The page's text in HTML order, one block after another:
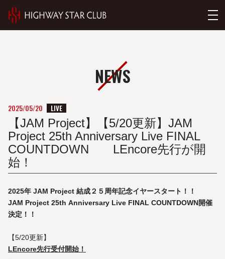
NEWS
2025/05/20 LIVE
【JAM Project】【5/20更新】JAM
Project 25th Anniversary Live FINAL
COUNTDOWN LEncore先行が開
始！
2025年 JAM Project 結成２５周年記念イヤースタート！！
JAM Project 25th Anniversary Live FINAL COUNTDOWN開催
決定！！
【5/20更新】
LEncore先行受付開始！